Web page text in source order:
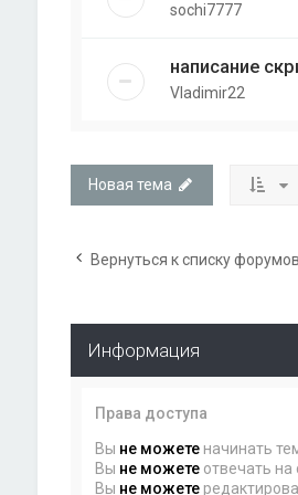
sochi7777
написание
Vladimir22
Новая тема
Вернуться к списку форумов
Информация
Права доступа
Вы не можетеначинать
Вы не можетеотвечать на
Вы не можете